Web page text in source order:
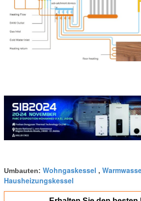
Umbauten: Wohngaskessel ,
Hausheizungskessel